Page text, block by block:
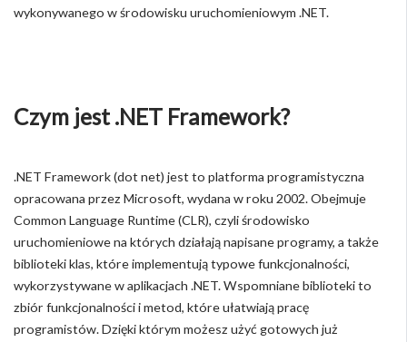
wykonywanego w środowisku uruchomieniowym .NET.
Czym jest .NET Framework?
.NET Framework (dot net) jest to platforma programistyczna
opracowana przez Microsoft, wydana w roku 2002. Obejmuje
Common Language Runtime (CLR), czyli środowisko
uruchomieniowe na których działają napisane programy, a także
biblioteki klas, które implementują typowe funkcjonalności,
wykorzystywane w aplikacjach .NET. Wspomniane biblioteki to
zbiór funkcjonalności i metod, które ułatwiają pracę
programistów. Dzięki którym możesz użyć gotowych już